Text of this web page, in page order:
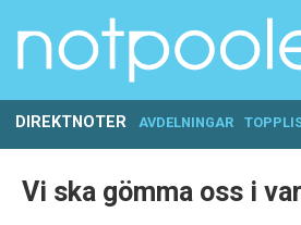
DIREKTNOTER AVDELNINGAR
Vi ska gömma oss i